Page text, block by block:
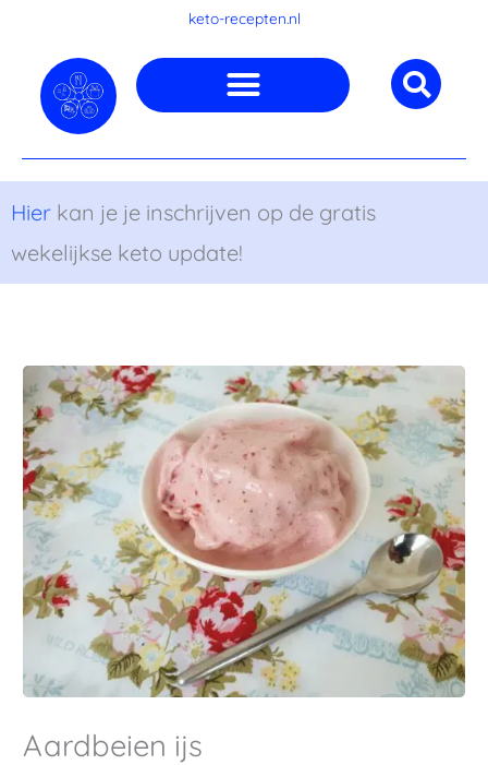
inhoud
keto-recepten.nl
Hier kan je je inschrijven op de gratis
wekelijkse keto update!
Aardbeien ijs